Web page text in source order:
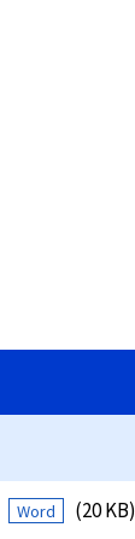
Word
(20 KB)